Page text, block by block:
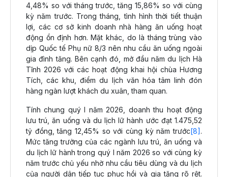
4,48% so với tháng trước, tăng 15,86% so với cùng
kỳ năm trước. Trong tháng, tình hình thời tiết thuận
lợi, các cơ sở kinh doanh nhà hàng ăn uống hoạt
động ổn định hơn. Mặt khác, do là tháng trùng vào
dịp Quốc tế Phụ nữ 8/3 nên nhu cầu ăn uống ngoài
gia đình tăng. Bên cạnh đó, mở đầu năm du lịch Hà
Tĩnh 2026 với các hoạt động khai hội chùa Hương
Tích, các khu, điểm du lịch văn hóa tâm linh đón
hàng ngàn lượt khách du xuân, tham quan.
Tính chung quý I năm 2026, doanh thu hoạt động
lưu trú, ăn uống và du lịch lữ hành ước đạt 1.475,52
tỷ đồng, tăng 12,45% so với cùng kỳ năm trước[8] .
Mức tăng trưởng của các ngành lưu trú, ăn uống và
du lịch lữ hành trong quý I năm 2026 so với cùng kỳ
năm trước chủ yếu nhờ nhu cầu tiêu dùng và du lịch
của người dân tiếp tục phục hồi và gia tăng rõ rệt.